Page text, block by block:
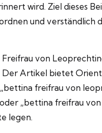
wird. Ziel dieses
und verständlich
von
Artikel bietet
freifrau von
„bettina freifrau
legen.